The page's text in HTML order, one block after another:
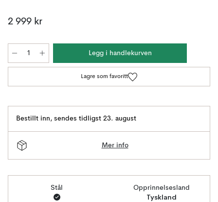
2 999 kr
Legg i handlekurven
Lagre som favoritt
Bestillt inn, sendes tidligst 23. august
Mer info
Stål Opprinnelsesland
Tyskland